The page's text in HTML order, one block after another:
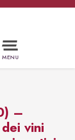
MENU
–
vini